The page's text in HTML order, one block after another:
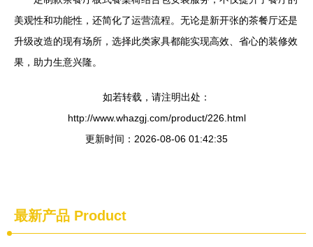
美观性和功能性，还简化了运营流程。无论是新开张的茶餐厅还是
升级改造的现有场所，选择此类家具都能实现高效、省心的装修效
果，助力生意兴隆。
如若转载，请注明出处：
http://www.whazgj.com/product/226.html
更新时间：2026-08-06 01:42:35
最新产品 Product